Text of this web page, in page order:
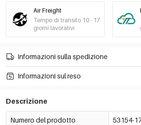
Air Freight
Tempo di transito 10 - 17
giorni lavorativi
Informazioni sulla spedizione
Informazioni sul reso
Descrizione
Numero del prodotto 53154-